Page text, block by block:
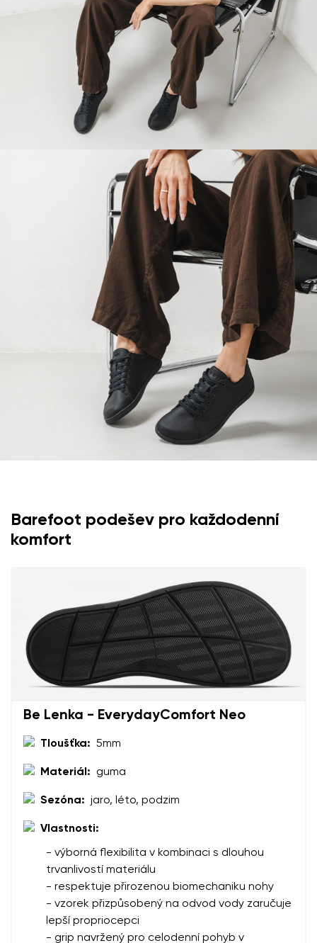
Změnit region
Vyberte zemi dodání
Vyberte jazyk
Změnit
Barefoot podešev pro každodenní
komfort
Be Lenka - EverydayComfort Neo
Tloušťka: 5mm
Materiál: guma
Sezóna: jaro, léto, podzim
Vlastnosti:
- výborná flexibilita v kombinaci s dlouhou
trvanlivostí materiálu
- respektuje přirozenou biomechaniku nohy
- vzorek přizpůsobený na odvod vody zaručuje
lepší propriocepci
- grip navržený pro celodenní pohyb v
Vaše jméno a příjmení
Souhlasím se zpracováním zadaných osobních údajů
těchto podmínek a jejich zveřejněním.
Vaše jméno
Textové hodnocení
Souhlasím se zpracováním zadaných osobních údajů
těchto podmínek a jejich zveřejněním.
Přidat hodnocení